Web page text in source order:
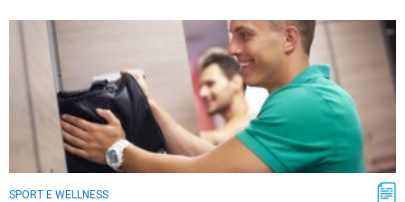
SPORT E WELLNESS